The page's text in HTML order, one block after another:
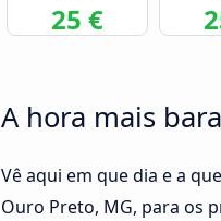
25 €
A hora mais
Vê aqui em que dia e a
Ouro Preto, MG, para os